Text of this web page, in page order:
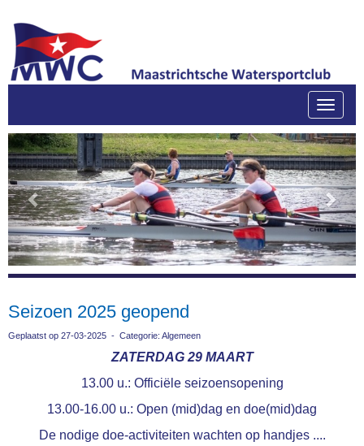
Previous Next
Seizoen 2025 geopend
Geplaatst op 27-03-2025 - Categorie: Algemeen
ZATERDAG 29 MAART
13.00 u.: Officiële seizoensopening
13.00-16.00 u.: Open (mid)dag en doe(mid)dag
De nodige doe-activiteiten wachten op handjes ....